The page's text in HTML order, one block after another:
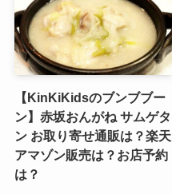
【KinKiKidsのブンブブー
ン】赤坂おんがね サムゲタ
ン お取り寄せ通販は？楽天
アマゾン販売は？お店予約
は？